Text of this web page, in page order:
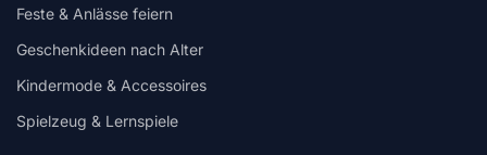
Feste & Anlässe feiern
Geschenkideen nach Alter
Kindermode & Accessoires
Spielzeug & Lernspiele